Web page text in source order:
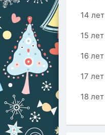
14 лет
15 лет
16 лет
17 лет
18 лет